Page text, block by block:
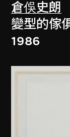
倉俁史朗
變型的傢
1986